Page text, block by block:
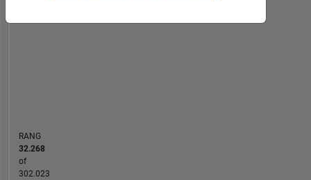
RANG
32.268
of
302.023